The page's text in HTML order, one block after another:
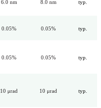
6.0 nm 8.0 nm typ.
0.05% 0.05% typ.
0.05% 0.05% typ.
10 μrad 10 μrad typ.